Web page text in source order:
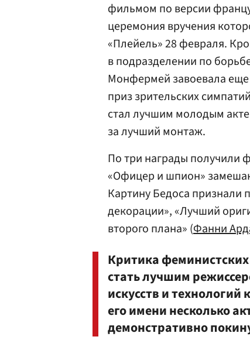
фильмом по версии
церемония вручения
«Плейель» 28 февраля.
в подразделении по
Монфермей завоевала еще
приз зрительских
стал лучшим молодым
за лучший монтаж.
По три награды получили
«Офицер и шпион»
Картину Бедоса признали
декорации», «Лучший
второго плана» (Фанни
Критика
стать лучшим
искусств и
его имени несколько
демонстративно